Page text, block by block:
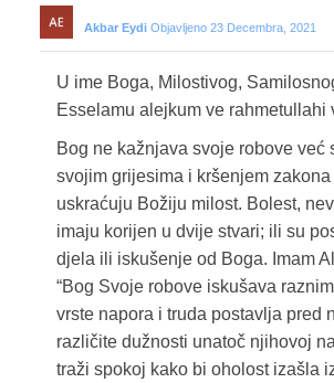
Akbar Eydi Objavljeno 23 Decembra, 2021
U ime Boga, Milostivog,
Esselamu alejkum ve rahmetullahi
Bog ne kažnjava svoje robove već
svojim grijesima i kršenjem
uskraćuju Božiju milost. Bolest,
imaju korijen u dvije stvari; ili su
djela ili iskušenje od Boga. Imam
“Bog Svoje robove iskušava
vrste napora i truda postavlja pred
različite dužnosti unatoč njihovoj
traži spokoj kako bi oholost izašla